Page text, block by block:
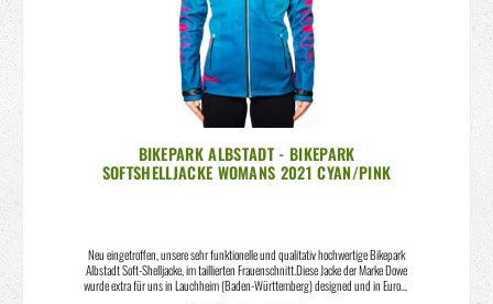
BIKEPARK ALBSTADT - BIKEPARK
SOFTSHELLJACKE WOMANS 2021 CYAN/PINK
Neu eingetroffen, unsere sehr funktionelle und qualitativ hochwertige Bikepark
Albstadt Soft-Shelljacke, im taillierten Frauenschnitt.Diese Jacke der Marke Dowe
wurde extra für uns in Lauchheim (Baden-Württemberg) designed und in Europa